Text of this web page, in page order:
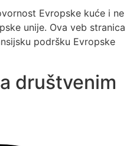
Evropske kuće i ne
unije. Ova veb stranica
podršku Evropske
društvenim